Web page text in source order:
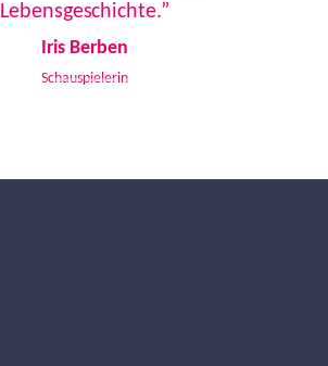
Lebensgeschichte.”
Iris Berben
Schauspielerin